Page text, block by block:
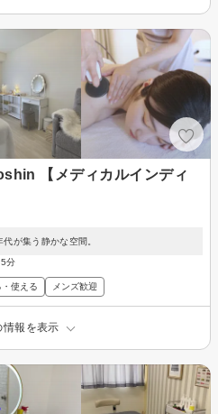
【メディカルインディ
が集う静かな空間。
分
使える メンズ歓迎
情報を表示